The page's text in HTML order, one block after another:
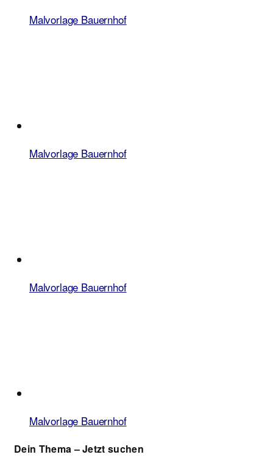
Malvorlage Bauernhof
Malvorlage Bauernhof
Malvorlage Bauernhof
Malvorlage Bauernhof
Dein Thema – Jetzt suchen